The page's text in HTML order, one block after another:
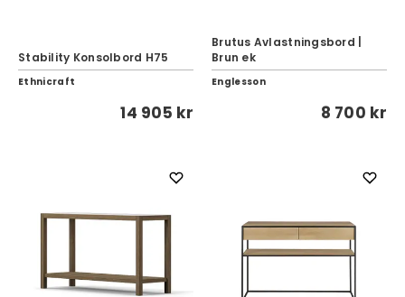
Stability Konsolbord H75
Ethnicraft
14 905 kr
Brutus Avlastningsbord |
Brun ek
Englesson
8 700 kr